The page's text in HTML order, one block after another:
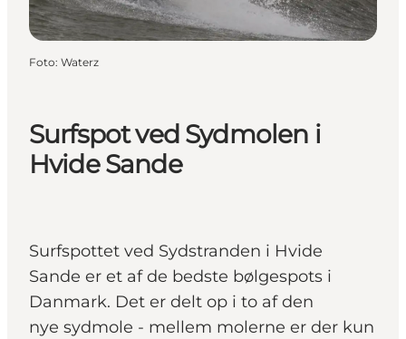
Surfspot ved Sydmolen i
Hvide Sande
Surfspottet ved Sydstranden i Hvide
Sande er et af de bedste bølgespots i
Danmark. Det er delt op i to af den
nye sydmole - mellem molerne er der kun
Foto: Waterz